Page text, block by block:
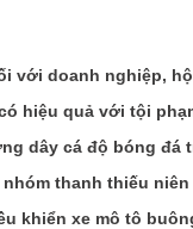
với doanh nghiệp,
hiệu quả với tội
dây cá độ bóng đá
thanh thiếu
khiển xe mô tô